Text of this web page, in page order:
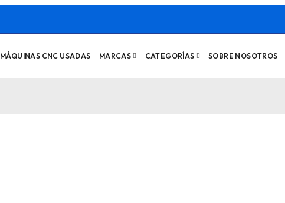
MÁQUINAS CNC USADAS MARCAS CATEGORÍAS SOBRE NOSOTROS